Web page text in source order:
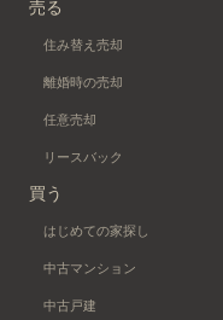
売る
住み替え売却
離婚時の売却
任意売却
リースバック
買う
はじめての家探し
中古マンション
中古戸建